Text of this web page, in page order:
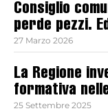
Consiglio
perde pezzi.
27 Marzo 2026
La Regione
formativa
25 Settembre 2025